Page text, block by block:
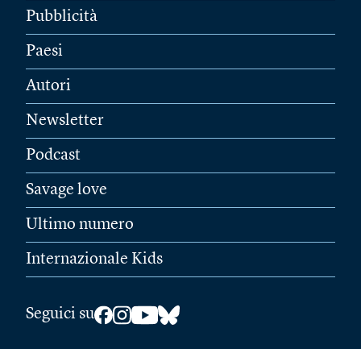
Pubblicità
Paesi
Autori
Newsletter
Podcast
Savage love
Ultimo numero
Internazionale Kids
Seguici su